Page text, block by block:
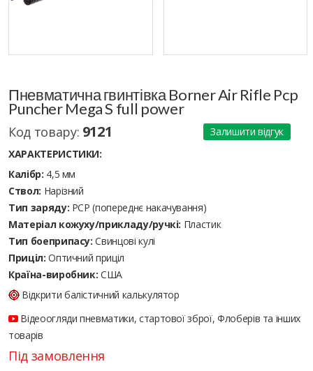
Пневматична гвинтівка Borner Air Rifle Pcp
Puncher Mega S full power
Код товару: 9121
Залишити відгук
ХАРАКТЕРИСТИКИ:
Калібр: 4,5 мм
Ствол: Нарізний
Тип заряду: PCP (попереднє накачування)
Матеріал кожуху/прикладу/ручкі: Пластик
Тип боеприпасу: Cвинцові кулі
Приціл: Оптичний приціл
Країна-виробник: США
Відкрити балістичний калькулятор
Відеоогляди пневматики, стартової зброї, Флоберів та інших
товарів
Під замовлення